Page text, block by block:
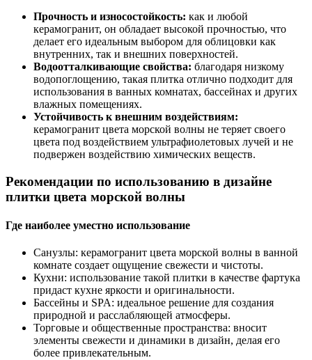
Прочность и износостойкость: как и любой
керамогранит, он обладает высокой прочностью, что
делает его идеальным выбором для облицовки как
внутренних, так и внешних поверхностей.
Водоотталкивающие свойства: благодаря низкому
водопоглощению, такая плитка отлично подходит для
использования в ванных комнатах, бассейнах и других
влажных помещениях.
Устойчивость к внешним воздействиям:
керамогранит цвета морской волны не теряет своего
цвета под воздействием ультрафиолетовых лучей и не
подвержен воздействию химических веществ.
Рекомендации по использованию в дизайне
плитки цвета морской волны
Где наиболее уместно использование
Санузлы: керамогранит цвета морской волны в ванной
комнате создает ощущение свежести и чистоты.
Кухни: использование такой плитки в качестве фартука
придаст кухне яркости и оригинальности.
Бассейны и SPA: идеальное решение для создания
природной и расслабляющей атмосферы.
Торговые и общественные пространства: вносит
элементы свежести и динамики в дизайн, делая его
более привлекательным.